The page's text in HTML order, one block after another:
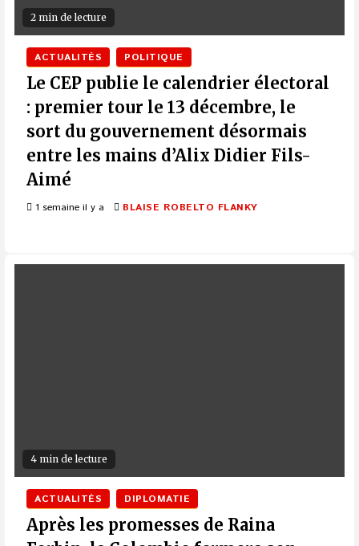
2 min de lecture
ACTUALITÉS POLITIQUE
Le CEP publie le calendrier électoral
: premier tour le 13 décembre, le
sort du gouvernement désormais
entre les mains d’Alix Didier Fils-
Aimé
1 semaine il y a BLAISE ROBELTO FLANKY
4 min de lecture
ACTUALITÉS DIPLOMATIE
Après les promesses de Raina